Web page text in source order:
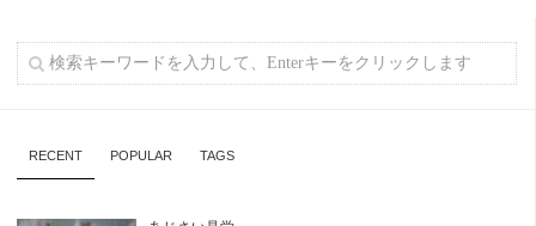
RECENT POPULAR TAGS